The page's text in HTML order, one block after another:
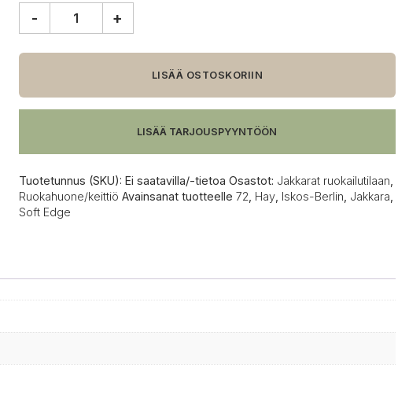
Edge
jakkara
määrä
- +
LISÄÄ OSTOSKORIIN
LISÄÄ TARJOUSPYYNTÖÖN
Tuotetunnus (SKU): Ei saatavilla/-tietoa Osastot: Jakkarat ruokailutilaan
Ruokahuone/keittiö Avainsanat tuotteelle 72 Hay, Iskos-Berlin Jakkara
Soft Edge